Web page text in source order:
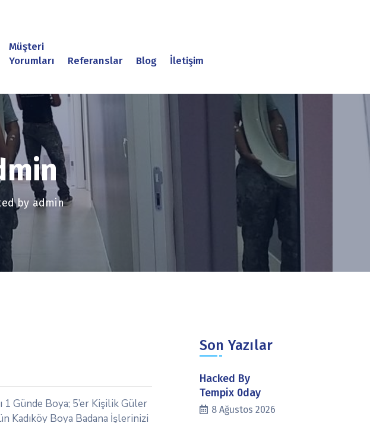
Müşteri
Yorumları
Referanslar Blog İletişim
by admin
Günde Boya; 5’er Kişilik Güler
Kadıköy Boya Badana İşlerinizi
Son Yazılar
Hacked By
Tempix 0day
8 Ağustos 2026